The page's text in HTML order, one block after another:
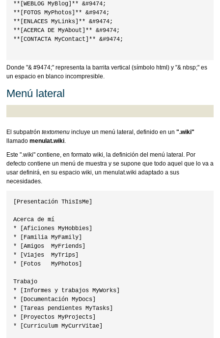
**[WEBLOG MyBlog]** &#9474;
**[FOTOS MyPhotos]** &#9474;
**[ENLACES MyLinks]** &#9474;
**[ACERCA DE MyAbout]** &#9474;
**[CONTACTA MyContact]** &#9474;
Donde "& #9474;" representa la barrita vertical (símbolo html) y "& nbsp;" es
un espacio en blanco incompresible.
Menú lateral
El subpatrón textomenuincluye un menú lateral, definido en un ".wiki"
llamado menulat.wiki.
Este ".wiki" contiene, en formato wiki, la definición del menú lateral. Por
defecto contiene un menú de muestra y se supone que todo aquel que lo va a
usar definirá, en su espacio wiki, un menulat.wiki adaptado a sus
necesidades.
[Presentación ThisIsMe]
Acerca de mí
* [Aficiones MyHobbies]
* [Familia MyFamily]
* [Amigos  MyFriends]
* [Viajes  MyTrips]
* [Fotos   MyPhotos]
Trabajo
* [Informes y trabajos MyWorks]
* [Documentación MyDocs]
* [Tareas pendientes MyTasks]
* [Proyectos MyProjects]
* [Curriculum MyCurrVitae]